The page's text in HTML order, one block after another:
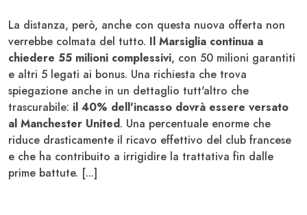
La distanza, però, anche con questa nuova offerta non
verrebbe colmata del tutto. Il Marsiglia continua a
chiedere 55 milioni complessivi, con 50 milioni garantiti
e altri 5 legati ai bonus. Una richiesta che trova
spiegazione anche in un dettaglio tutt'altro che
trascurabile: il 40% dell'incasso dovrà essere versato
al Manchester United. Una percentuale enorme che
riduce drasticamente il ricavo effettivo del club francese
e che ha contribuito a irrigidire la trattativa fin dalle
prime battute. [...]